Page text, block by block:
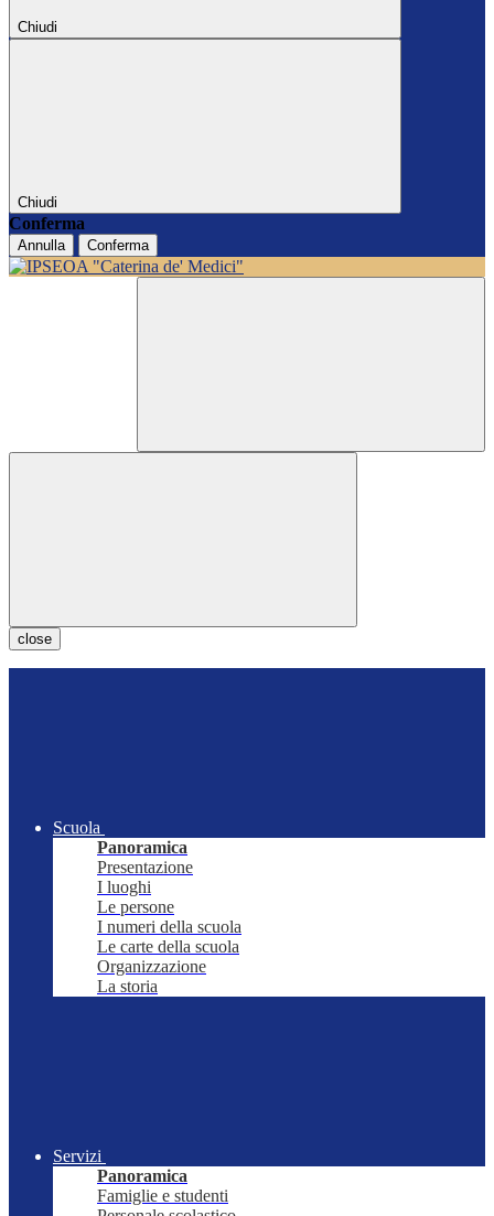
Chiudi
Chiudi
Conferma
Annulla Conferma
close
Scuola
Panoramica
Presentazione
I luoghi
Le persone
I numeri della scuola
Le carte della scuola
Organizzazione
La storia
Servizi
Panoramica
Famiglie e studenti